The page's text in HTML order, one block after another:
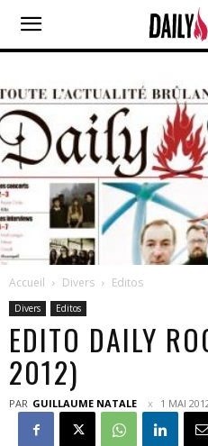
Accueil Divers Editos
Divers Editos
EDITO DAILY
2012)
PAR GUILLAUME NATALE 1 MAI